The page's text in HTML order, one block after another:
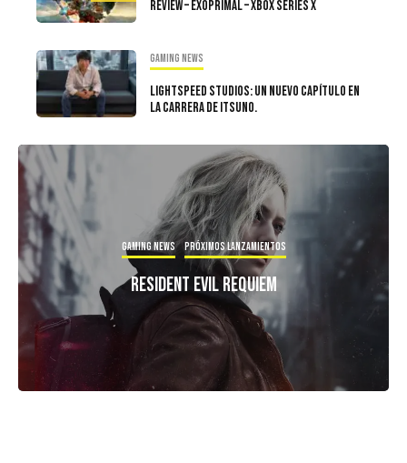
Review – Exoprimal – Xbox Series X
Gaming news
LIGHTSPEED STUDIOS: Un nuevo capítulo en
la carrera de Itsuno.
Gaming news Próximos Lanzamientos
Resident Evil Requiem